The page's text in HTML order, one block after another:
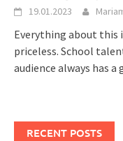
19.01.2023
Everything about this
priceless. School
audience always has a
RECENT POSTS